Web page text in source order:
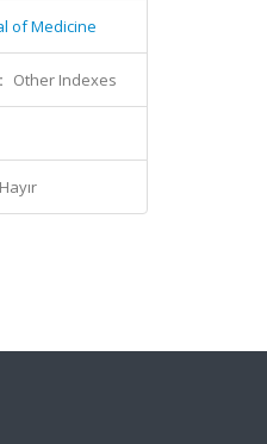
of Medicine
Other Indexes
Hayır